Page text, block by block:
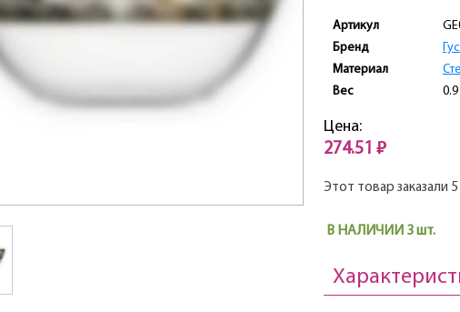
Артикул
Бренд
Материал
Вес
0.9
Цена:
274.51 ₽
Этот товар заказали 5
В НАЛИЧИИ 3 шт.